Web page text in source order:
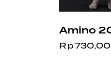
Amino
Rp